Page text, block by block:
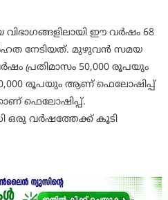
ഈ വർഷം 68
നേടിയത്. മുഴുവൻ സമയ
പ്രതിമാസം 50,000 രൂപയും
രൂപയും ആണ് ഫെലോഷിപ്പ്
ഫെലോഷിപ്പ്.
ഒരു വര്‍ഷത്തേക്ക് കൂടി